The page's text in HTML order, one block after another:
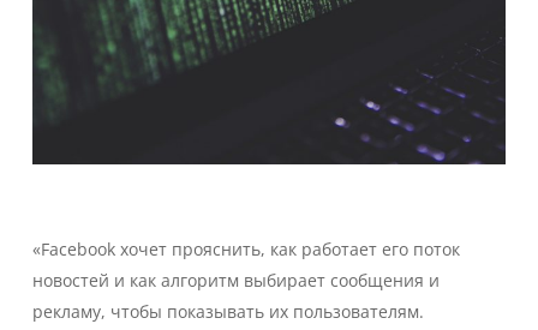
«Facebook хочет прояснить, как работает его поток
новостей и как алгоритм выбирает сообщения и
рекламу, чтобы показывать их пользователям.